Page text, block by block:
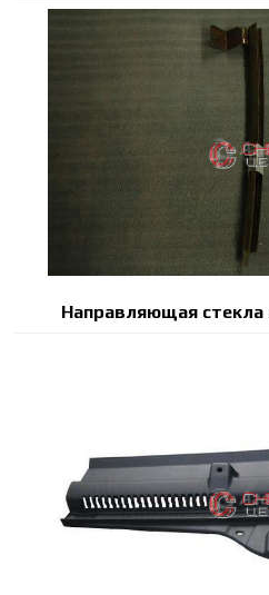
Направляющая стекла